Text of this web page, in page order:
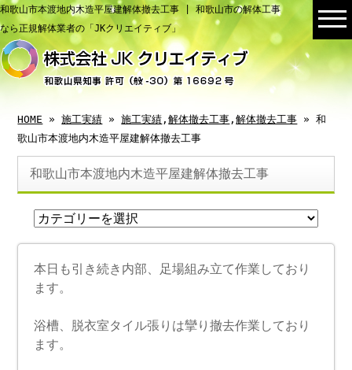
和歌山市本渡地内木造平屋建解体撤去工事 | 和歌山市の解体工事
なら正規解体業者の「JKクリエイティブ」
HOME »施工実績 »施工実績 ,解体撤去工事 ,解体撤去工事 » 和
歌山市本渡地内木造平屋建解体撤去工事
和歌山市本渡地内木造平屋建解体撤去工事
本日も引き続き内部、足場組み立て作業しており
ます。
浴槽、脱衣室タイル張りは攣り撤去作業しており
ます。